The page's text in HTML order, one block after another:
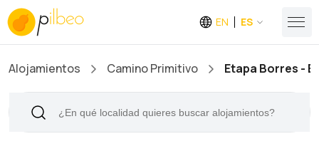
EN ES
Alojamientos Camino Primitivo Etapa Borres -